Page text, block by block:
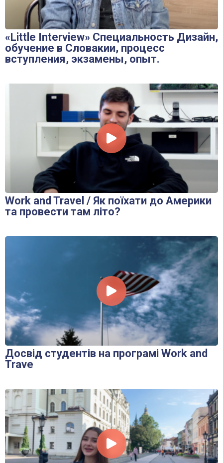
Оставьте заявку!
«Little Interview» Специальность Дизайн,
обучение в Словакии, процесс
вступления, экзамены, опыт.
Work and Travel / Як поїхати до Америки
та провести там літо?
Досвід студентів на програмі Work and
Trave